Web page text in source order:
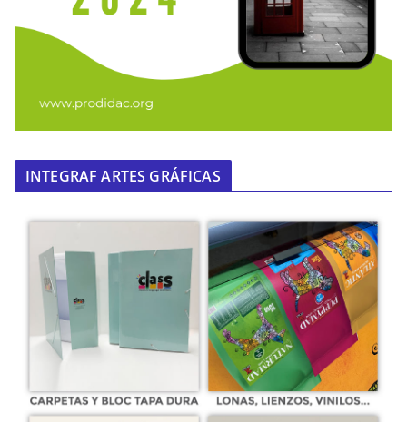
INTEGRAF ARTES GRÁFICAS